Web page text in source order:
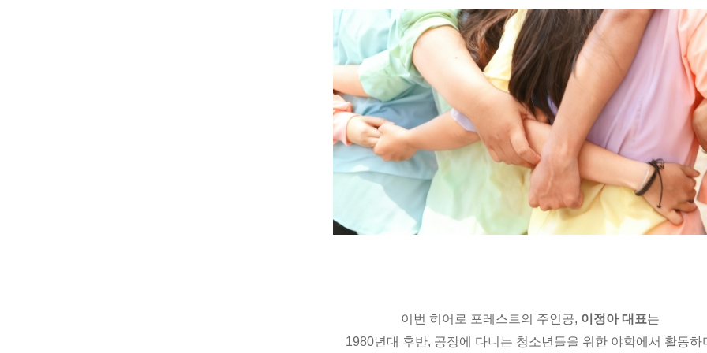
이번 히어로 포레스트의 주인공, 이정아 대표는
1980년대 후반, 공장에 다니는 청소년들을 위한 야학에서 활동하